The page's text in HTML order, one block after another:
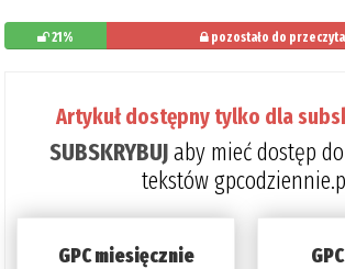
21% pozostało do
Artykuł dostępny tylko dla
SUBSKRYBUJaby mieć dostęp
tekstów
GPC miesięcznie